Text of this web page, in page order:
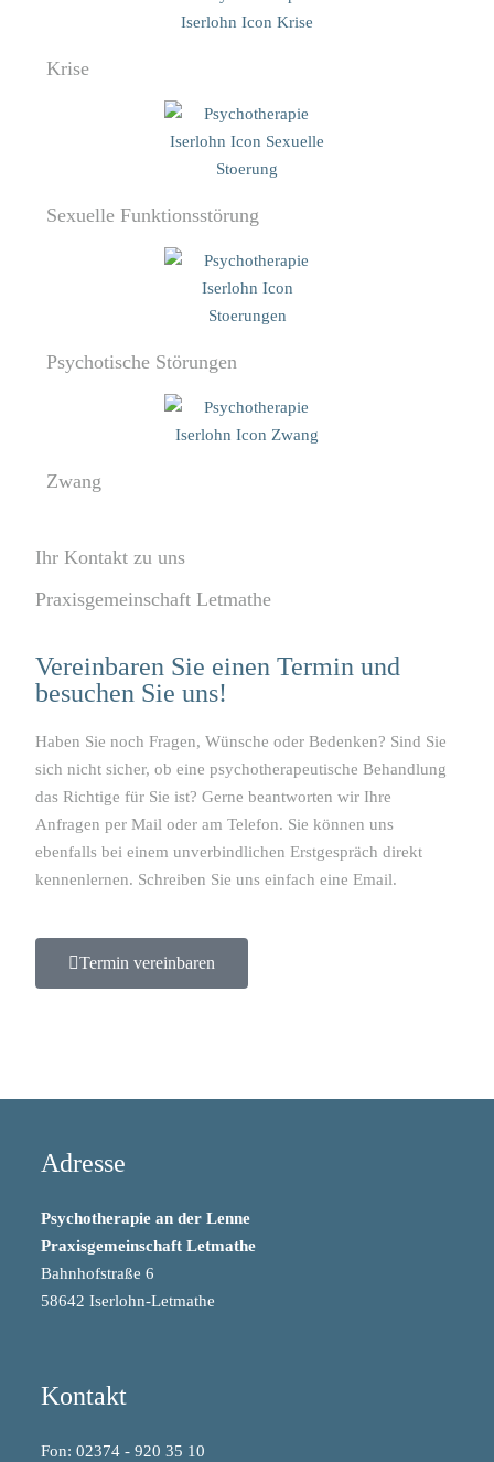
Krise
Sexuelle Funktionsstörung
Psychotische Störungen
Zwang
Ihr Kontakt zu uns
Praxisgemeinschaft Letmathe
Vereinbaren Sie einen Termin und
besuchen Sie uns!
Haben Sie noch Fragen, Wünsche oder Bedenken? Sind Sie
sich nicht sicher, ob eine psychotherapeutische Behandlung
das Richtige für Sie ist? Gerne beantworten wir Ihre
Anfragen per Mail oder am Telefon. Sie können uns
ebenfalls bei einem unverbindlichen Erstgespräch direkt
kennenlernen. Schreiben Sie uns einfach eine Email.
Termin vereinbaren
Adresse
Psychotherapie an der Lenne
Praxisgemeinschaft Letmathe
Bahnhofstraße 6
58642 Iserlohn-Letmathe
Kontakt
Fon: 02374 - 920 35 10